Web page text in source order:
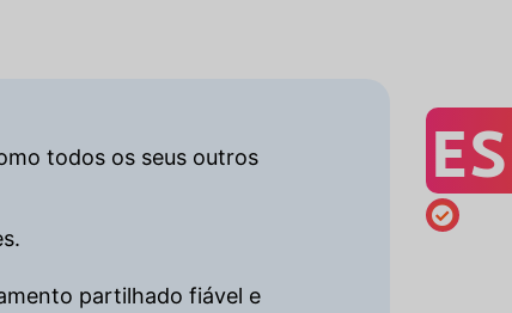
todos os seus outros
partilhado fiável e